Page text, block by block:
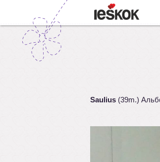
Saulius (39m.)